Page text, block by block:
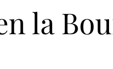
la